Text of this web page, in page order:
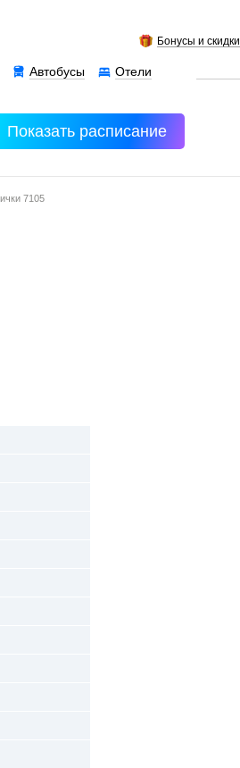
Бонусы и скидки
Отели
Автобусы
Показать расписание
7105